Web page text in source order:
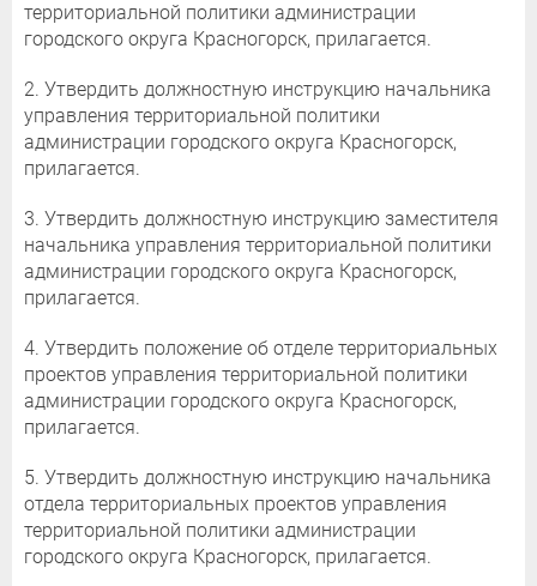
территориальной политики администрации
городского округа Красногорск, прилагается.
2. Утвердить должностную инструкцию начальника
управления территориальной политики
администрации городского округа Красногорск,
прилагается.
3. Утвердить должностную инструкцию заместителя
начальника управления территориальной политики
администрации городского округа Красногорск,
прилагается.
4. Утвердить положение об отделе территориальных
проектов управления территориальной политики
администрации городского округа Красногорск,
прилагается.
5. Утвердить должностную инструкцию начальника
отдела территориальных проектов управления
территориальной политики администрации
городского округа Красногорск, прилагается.